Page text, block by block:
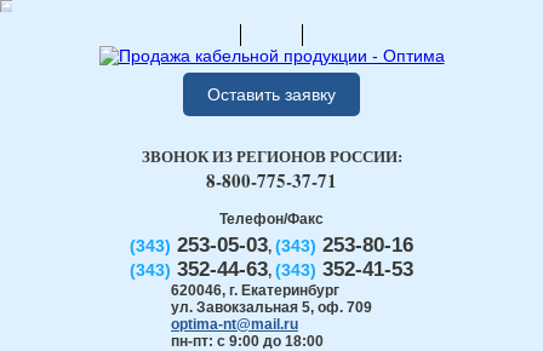
Оставить заявку
Телефон/Факс
(343) 253-05-03, (343) 253-80-16
(343) 352-44-63, (343) 352-41-53
620046, г. Екатеринбург
ул. Завокзальная 5, оф. 709
optima-nt@mail.ru
пн-пт: с 9:00 до 18:00
ЗВОНОК ИЗ РЕГИОНОВ РОССИИ:
8-800-775-37-71